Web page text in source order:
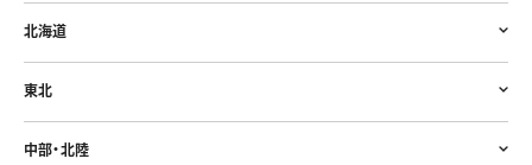
北海道
東北
中部・北陸